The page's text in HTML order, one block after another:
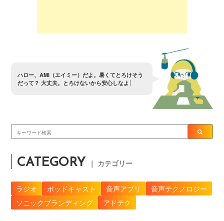
ハロー、 AMI（エイ ミ ー） だよ 。 暑く て と ろけそう
だって ？ 大丈夫。 と ろけないから安心しなよ
CATEGORY ｜ カテゴリー
ラジオ ポッドキャスト 音声アプリ
音声テクノロジー
ソニックブランディング
アドテク